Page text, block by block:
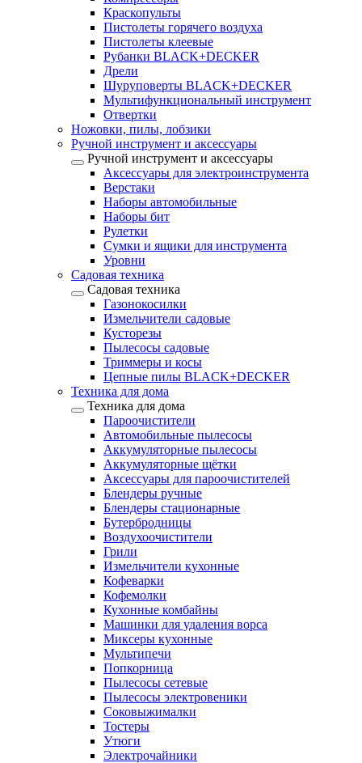
Краскопульты
Пистолеты горячего воздуха
Пистолеты клеевые
Рубанки BLACK+DECKER
Дрели
Шуруповерты BLACK+DECKER
Мультифункциональный инструмент
Отвертки
Ножовки, пилы, лобзики
Ручной инструмент и аксессуары
Ручной инструмент и аксессуары
Аксессуары для электроинструмента
Верстаки
Наборы автомобильные
Наборы бит
Рулетки
Сумки и ящики для инструмента
Уровни
Садовая техника
Садовая техника
Газонокосилки
Измельчители садовые
Кусторезы
Пылесосы садовые
Триммеры и косы
Цепные пилы BLACK+DECKER
Техника для дома
Техника для дома
Пароочистители
Автомобильные пылесосы
Аккумуляторные пылесосы
Аккумуляторные щётки
Аксессуары для пароочистителей
Блендеры ручные
Блендеры стационарные
Бутербродницы
Воздухоочистители
Грили
Измельчители кухонные
Кофеварки
Кофемолки
Кухонные комбайны
Машинки для удаления ворса
Миксеры кухонные
Мультипечи
Попкорница
Пылесосы сетевые
Пылесосы электровеники
Соковыжималки
Тостеры
Утюги
Электрочайники